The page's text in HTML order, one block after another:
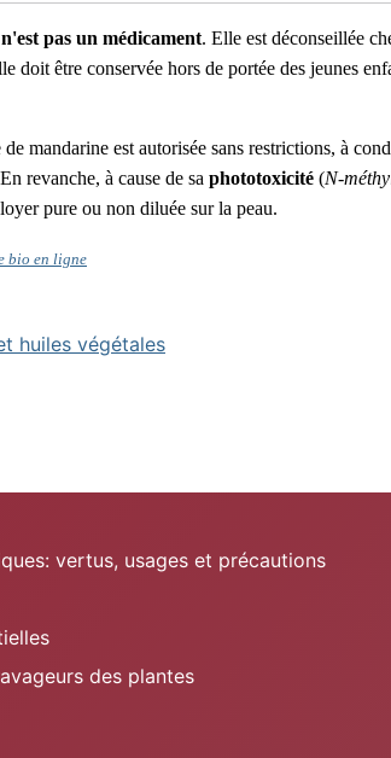
n'est pas un médicament. Elle est déconseillée
doit être conservée hors de portée des jeunes
mandarine est autorisée sans restrictions, à
revanche, à cause de sa phototoxicité (N-
pure ou non diluée sur la peau.
bio en ligne
huiles végétales
vertus, usages et précautions
des plantes